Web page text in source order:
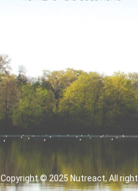
Copyright © 2025 Nutreact, All